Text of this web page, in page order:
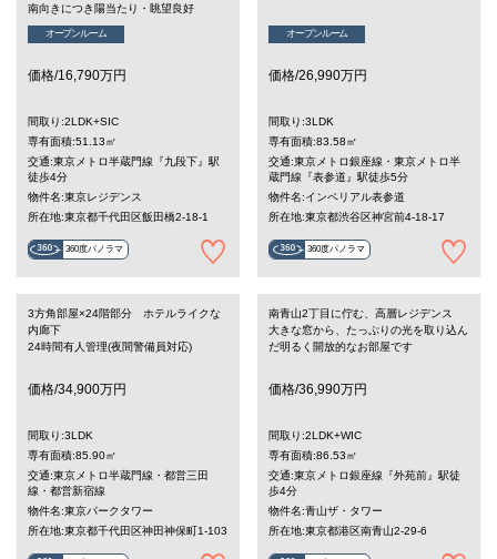
南向きにつき陽当たり・眺望良好
オープンルーム
価格/16,790万円
間取り:2LDK+SIC
専有面積:51.13㎡
交通:東京メトロ半蔵門線『九段下』駅
徒歩4分
物件名:東京レジデンス
所在地:東京都千代田区飯田橋2-18-1
360度パノラマ
オープンルーム
価格/26,990万円
間取り:3LDK
専有面積:83.58㎡
交通:東京メトロ銀座線・東京メトロ半
蔵門線『表参道』駅徒歩5分
物件名:インペリアル表参道
所在地:東京都渋谷区神宮前4-18-17
360度パノラマ
3方角部屋×24階部分 ホテルライクな
内廊下
24時間有人管理(夜間警備員対応)
価格/34,900万円
間取り:3LDK
専有面積:85.90㎡
交通:東京メトロ半蔵門線・都営三田
線・都営新宿線
物件名:東京パークタワー
所在地:東京都千代田区神田神保町1-103
南青山2丁目に佇む、高層レジデンス
大きな窓から、たっぷりの光を取り込ん
だ明るく開放的なお部屋です
価格/36,990万円
間取り:2LDK+WIC
専有面積:86.53㎡
交通:東京メトロ銀座線『外苑前』駅徒
歩4分
物件名:青山ザ・タワー
所在地:東京都港区南青山2-29-6